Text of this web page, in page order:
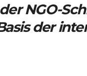
NGO-
der